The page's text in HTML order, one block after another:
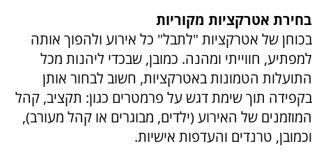
בחירת אטרקציות מקוריות
בכוחן של אטרקציות "לתבל" כל אירוע ולהפוך אותה
למפתיע, חווייתי ומהנה. כמובן, שבכדי ליהנות מכל
התועלות הטמונות באטרקציות, חשוב לבחור אותן
בקפידה תוך שימת דגש על פרמטרים כגון: תקציב, קהל
המוזמנים של האירוע (ילדים, מבוגרים או קהל מעורב),
וכמובן, טרנדים והעדפות אישיות.